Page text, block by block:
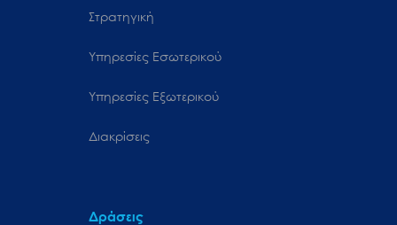
Στρατηγική
Υπηρεσίες Εσωτερικού
Υπηρεσίες Εξωτερικού
Διακρίσεις
Δράσεις